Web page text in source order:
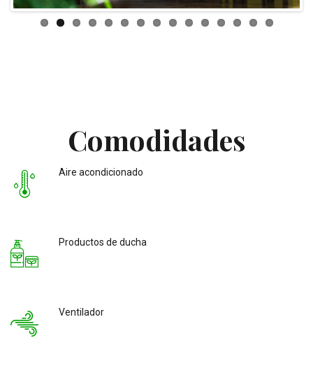
Comodidades
Aire acondicionado
Productos de ducha
Ventilador